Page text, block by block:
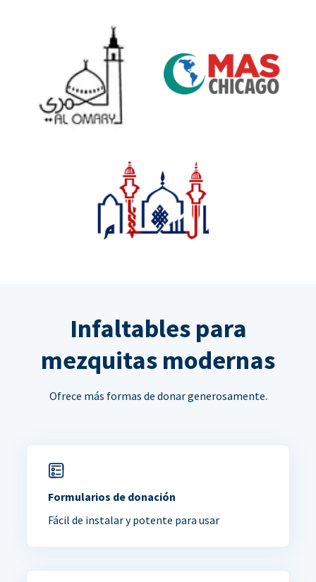
Infaltables para
mezquitas modernas
Ofrece más formas de donar generosamente.
Formularios de donación
Fácil de instalar y potente para usar